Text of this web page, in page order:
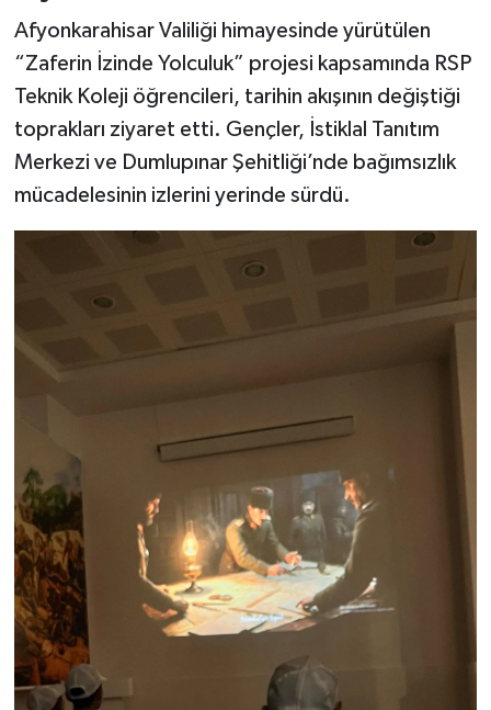
Afyonkarahisar Valiliği himayesinde yürütülen
“Zaferin İzinde Yolculuk” projesi kapsamında RSP
Teknik Koleji öğrencileri, tarihin akışının değiştiği
toprakları ziyaret etti. Gençler, İstiklal Tanıtım
Merkezi ve Dumlupınar Şehitliği’nde bağımsızlık
mücadelesinin izlerini yerinde sürdü.